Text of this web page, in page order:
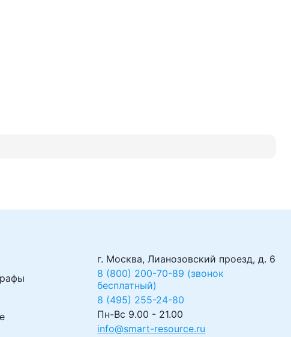
г. Москва, Лианозовский проезд, д. 6
8 (800) 200-70-89 (звонок
бесплатный)
8 (495) 255-24-80
Пн-Вс 9.00 - 21.00
info@smart-resource.ru